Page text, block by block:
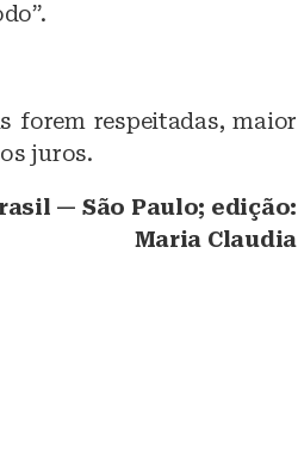
forem respeitadas, maior
juros.
— São Paulo; edição:
Maria Claudia